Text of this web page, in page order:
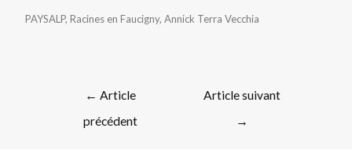
PAYSALP, Racines en Faucigny, Annick Terra Vecchia
← Article
précédent
Article suivant
→